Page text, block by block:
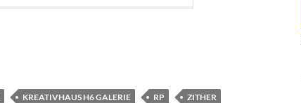
KREATIVHAUS H6 GALERIE RP ZITHER